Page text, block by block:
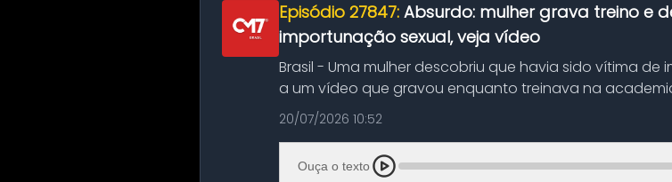
Episódio 27847: Absurdo: mulher grava treino e
importunação sexual, veja vídeo
Brasil - Uma mulher descobriu que havia sido vítima
a um vídeo que gravou enquanto treinava na
na Bahia. O c...
20/07/2026 10:52
Ouça o texto